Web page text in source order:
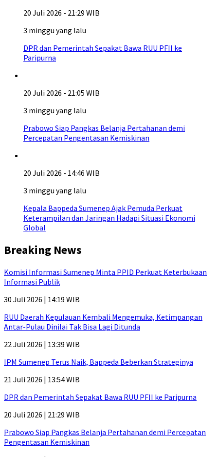
20 Juli 2026 - 21:29 WIB
3 minggu yang lalu
DPR dan Pemerintah Sepakat Bawa RUU PFII ke
Paripurna
20 Juli 2026 - 21:05 WIB
3 minggu yang lalu
Prabowo Siap Pangkas Belanja Pertahanan demi
Percepatan Pengentasan Kemiskinan
20 Juli 2026 - 14:46 WIB
3 minggu yang lalu
Kepala Bappeda Sumenep Ajak Pemuda Perkuat
Keterampilan dan Jaringan Hadapi Situasi Ekonomi
Global
Breaking News
Komisi Informasi Sumenep Minta PPID Perkuat Keterbukaan
Informasi Publik
30 Juli 2026 | 14:19 WIB
RUU Daerah Kepulauan Kembali Mengemuka, Ketimpangan
Antar-Pulau Dinilai Tak Bisa Lagi Ditunda
22 Juli 2026 | 13:39 WIB
IPM Sumenep Terus Naik, Bappeda Beberkan Strateginya
21 Juli 2026 | 13:54 WIB
DPR dan Pemerintah Sepakat Bawa RUU PFII ke Paripurna
20 Juli 2026 | 21:29 WIB
Prabowo Siap Pangkas Belanja Pertahanan demi Percepatan
Pengentasan Kemiskinan